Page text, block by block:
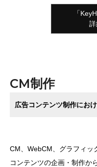
「
CM制作
広告コンテンツ制作にお
CM、WebCM、グラフィッ
コンテンツの企画・制作か